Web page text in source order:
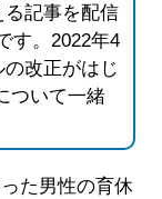
記事を配信
す。2022年4
改正がはじ
ついて一緒
た男性の育休